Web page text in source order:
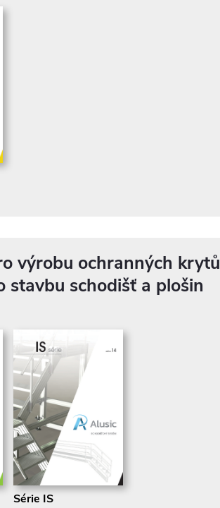
výrobu ochranných krytů
stavbu schodišť a plošin
Série IS